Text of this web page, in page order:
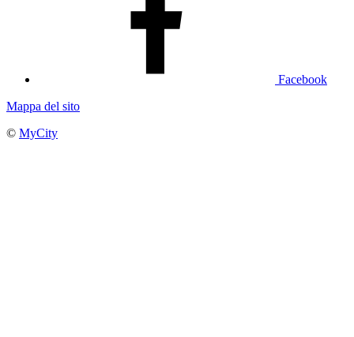
Facebook
Mappa del sito
© MyCity